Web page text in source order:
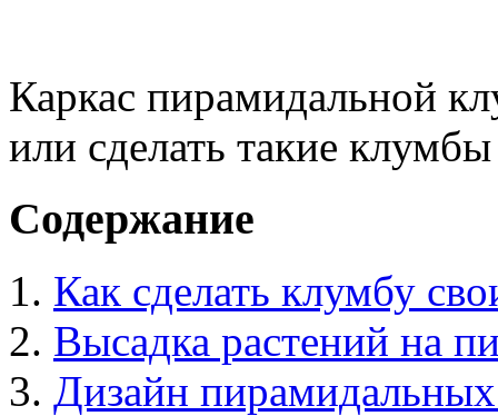
Каркас пирамидальной
или сделать такие
Содержание
Как сделать клумбу
Высадка растений на
Дизайн